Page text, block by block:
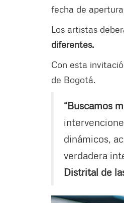
fecha de
Los artistas
diferentes.
Con esta
de Bogotá.
“Buscamos
dinámicos,
verdadera
Distrital de